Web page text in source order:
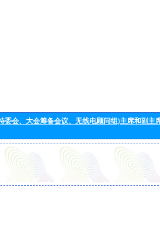
委会、大会筹备会议、无线电顾问组)主席和副主